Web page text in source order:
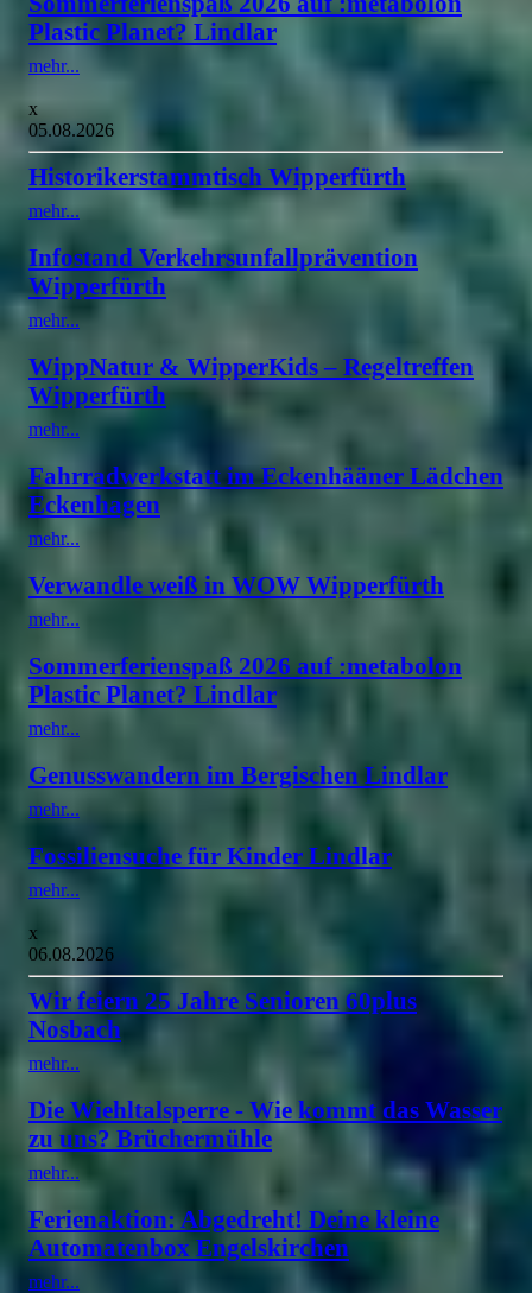
Plastic Planet? Lindlar
mehr...
x
05.08.2026
Historikerstammtisch Wipperfürth
mehr...
Infostand Verkehrsunfallprävention
Wipperfürth
mehr...
WippNatur & WipperKids – Regeltreffen
Wipperfürth
mehr...
Fahrradwerkstatt im Eckenhääner Lädchen
Eckenhagen
mehr...
Verwandle weiß in WOW Wipperfürth
mehr...
Sommerferienspaß 2026 auf :metabolon
Plastic Planet? Lindlar
mehr...
Genusswandern im Bergischen Lindlar
mehr...
Fossiliensuche für Kinder Lindlar
mehr...
x
06.08.2026
Wir feiern 25 Jahre Senioren 60plus
Nosbach
mehr...
Die Wiehltalsperre - Wie kommt das Wasser
zu uns? Brüchermühle
mehr...
Ferienaktion: Abgedreht! Deine kleine
Automatenbox Engelskirchen
mehr...